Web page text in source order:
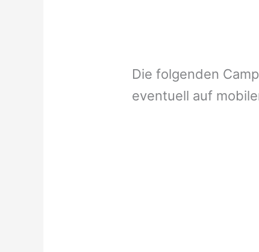
Die folgenden
eventuell auf